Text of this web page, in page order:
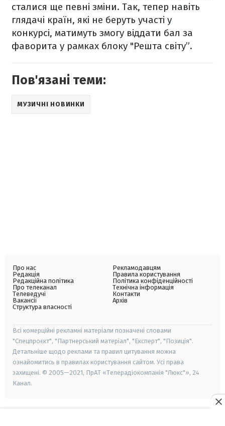
сталися ще певні зміни. Так, тепер навіть
глядачі країн, які не беруть участі у
конкурсі, матимуть змогу віддати бал за
фаворита у рамках блоку "Решта світу”.
Пов'язані теми:
МУЗИЧНІ НОВИНКИ
Про нас
Редакція
Редакційна політика
Про телеканал
Телеведучі
Вакансії
Структура власності
Рекламодавцям
Правила користування
Політика конфіденційності
Технічна інформація
Контакти
Архів
Всі комерційні рекламні матеріали позначені словами
"Спецпроєкт", "Партнерський матеріал", "Експерт", "Позиція".
Детальніше щодо реклами та правил цитування можна
ознайомитись в правилах користування сайтом. Усі права
захищені. © 2005—2021, ПрАТ «Телерадіокомпанія "Люкс"», 24
Канал.